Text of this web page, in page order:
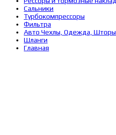
Сальники
Турбокомпрессоры
Фильтра
Авто Чехлы, Одежда,
Шланги
Главная